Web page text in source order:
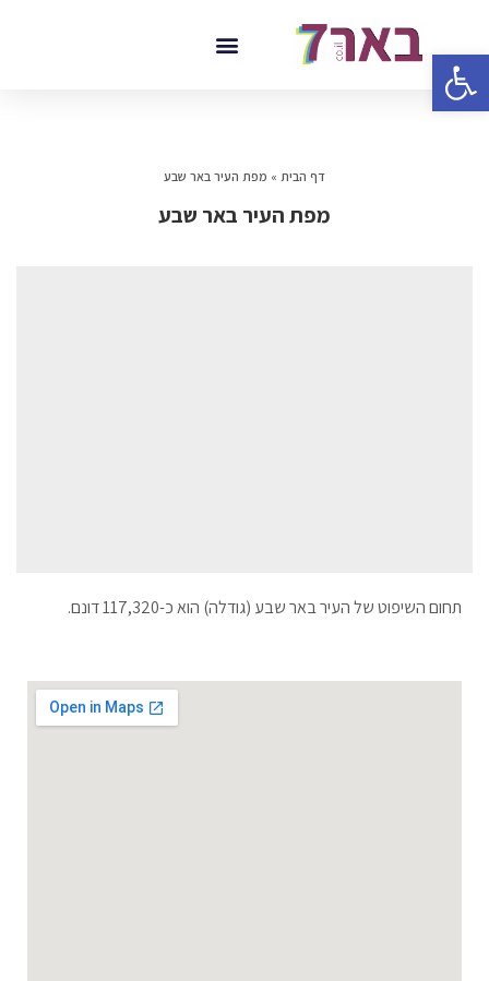
פתח סרגל נגישות
דף הבית » מפת העיר באר שבע
מפת העיר באר שבע
תחום השיפוט של העיר באר שבע (גודלה) הוא כ-117,320 דונם.